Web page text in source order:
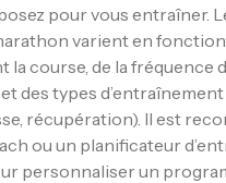
pour vous entraîner.
varient en
la course, de la fréquence
des types
récupération). Il est
ou un planificateur
personnaliser un